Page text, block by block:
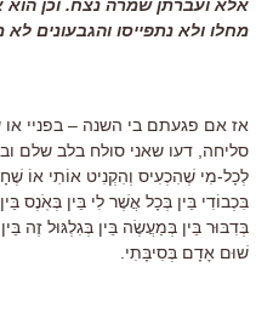
אלא ועברתן שמרה נצח. וכן הוא
מחלו ולא נתפייסו והגבעונים
אז אם פגעתם בי השנה – בפניי
סליחה, דעו שאני סולח בלב שלם
לְכָל-מִי שֶׁהִכְעִיס וְהִקְנִיט אוֹתִי אוֹ
בִּכְבוֹדִי בֵּין בְּכָל אֲשֶׁר לִי בֵּין בְּאֹֽנֶס
בְּדִבּוּר בֵּין בְּמַעֲשֶׂה בֵּין בְּגִלְגּוּל זֶה
שׁוּם אָדָם בְּסִיבָּתִי.